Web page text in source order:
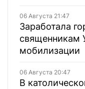
06 Августа 21:47
Заработала
священникам
мобилизации
06 Августа 20:47
В